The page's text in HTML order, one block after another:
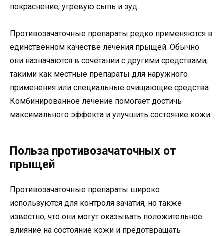
покраснение, угревую сыпь и зуд.
Противозачаточные препараты редко применяются в
единственном качестве лечения прыщей. Обычно
они назначаются в сочетании с другими средствами,
такими как местные препараты для наружного
применения или специальные очищающие средства.
Комбинированное лечение помогает достичь
максимального эффекта и улучшить состояние кожи.
Польза противозачаточных от
прыщей
Противозачаточные препараты широко
используются для контроля зачатия, но также
известно, что они могут оказывать положительное
влияние на состояние кожи и предотвращать